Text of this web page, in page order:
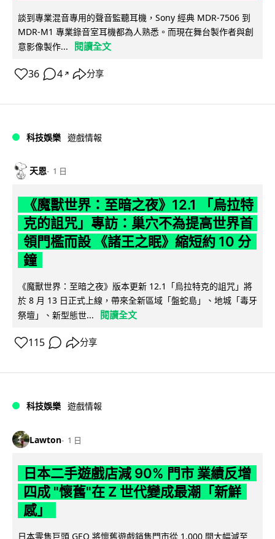
談到專業混音專用的聲音監聽耳機，Sony 經典 MDR-7506 到
MDR-M1 專業錄音室耳機都為人熟悉。而現在舞台製作者與創
意影像製作...
閱讀全文
36 4 ↗ 分享
科技娛樂 遊戲情報
天恩 1 日
《魔獸世界：至暗之夜》12.1 「烏拉特
克的詛咒」專訪：巢穴不為提高世界首
領門檻而設 《諸王之眠》縮短約 10 分
鐘
《魔獸世界：至暗之夜》版本更新 12.1「烏拉特克的詛咒」將
於 8 月 13 日正式上線，帶來全新區域「盤蛇島」、地城「毒牙
祭壇」、新型態世...
閱讀全文
115 分享
科技娛樂 遊戲情報
Lawton 1 日
日本二手遊戲店減 90% 門市 業績反增
四成 "懷舊"在 Z 世代變成最潮「新鮮
感」
日本零售巨頭 GEO 將懷舊遊戲銷售門市從 1,000 間大幅減至